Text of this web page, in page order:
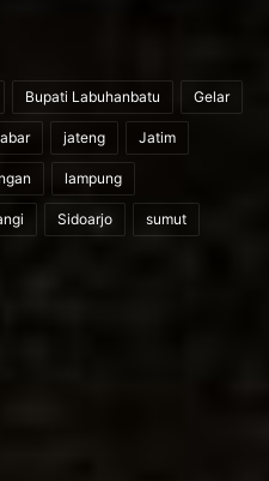
Bupati Labuhanbatu Gelar
jateng Jatim
lampung
Sidoarjo sumut